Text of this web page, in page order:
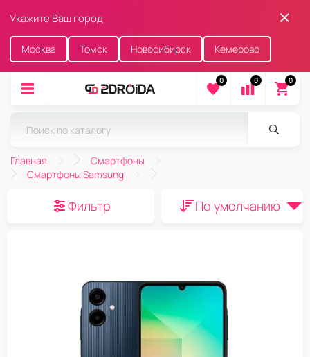
Укажите Ваш город
Москва Томск Новосибирск Кемерово
0 0 0
Главная
Смартфоны
Смартфоны Samsung
Фильтр По умолчанию